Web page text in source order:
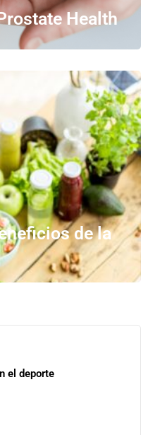
Health
de la
el deporte